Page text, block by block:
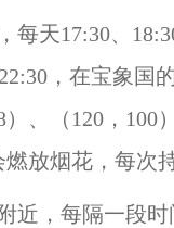
每天17:30、
，在宝象国
、（120，100
放烟花，每次
，每隔一段时